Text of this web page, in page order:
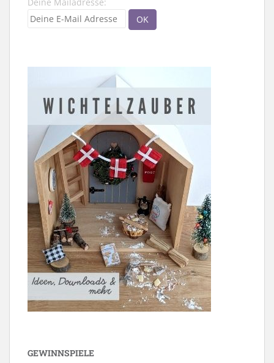
GEWINNSPIELE